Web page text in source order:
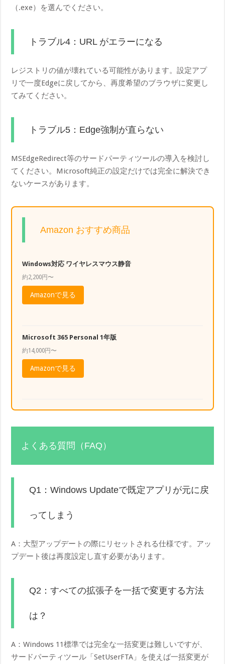
（.exe）を選んでください。
トラブル4：URL がエラーになる
レジストリの値が壊れている可能性があります。設定アプ
リで一度Edgeに戻してから、再度希望のブラウザに変更し
てみてください。
トラブル5：Edge強制が直らない
MSEdgeRedirect等のサードパーティツールの導入を検討し
てください。Microsoft純正の設定だけでは完全に解決でき
ないケースがあります。
Amazon おすすめ商品
Windows対応 ワイヤレスマウス静音
約2,200円〜
Amazonで見る
Microsoft 365 Personal 1年版
約14,000円〜
Amazonで見る
よくある質問（FAQ）
Q1：Windows Updateで既定アプリが元に戻
ってしまう
A：大型アップデートの際にリセットされる仕様です。アッ
プデート後は再度設定し直す必要があります。
Q2：すべての拡張子を一括で変更する方法
は？
A：Windows 11標準では完全な一括変更は難しいですが、
サードパーティツール「SetUserFTA」を使えば一括変更が